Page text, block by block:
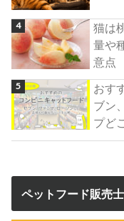
猫は
量や
意点
おす
ブン
プど
ペットフード販売